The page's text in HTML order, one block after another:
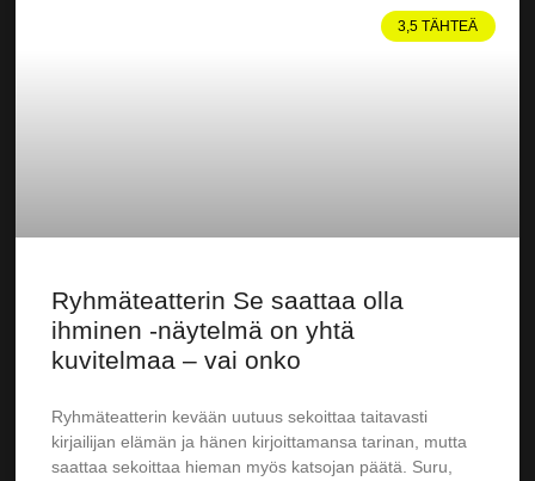
3,5 TÄHTEÄ
Ryhmäteatterin Se saattaa olla
ihminen -näytelmä on yhtä
kuvitelmaa – vai onko
Ryhmäteatterin kevään uutuus sekoittaa taitavasti
kirjailijan elämän ja hänen kirjoittamansa tarinan, mutta
saattaa sekoittaa hieman myös katsojan päätä. Suru,